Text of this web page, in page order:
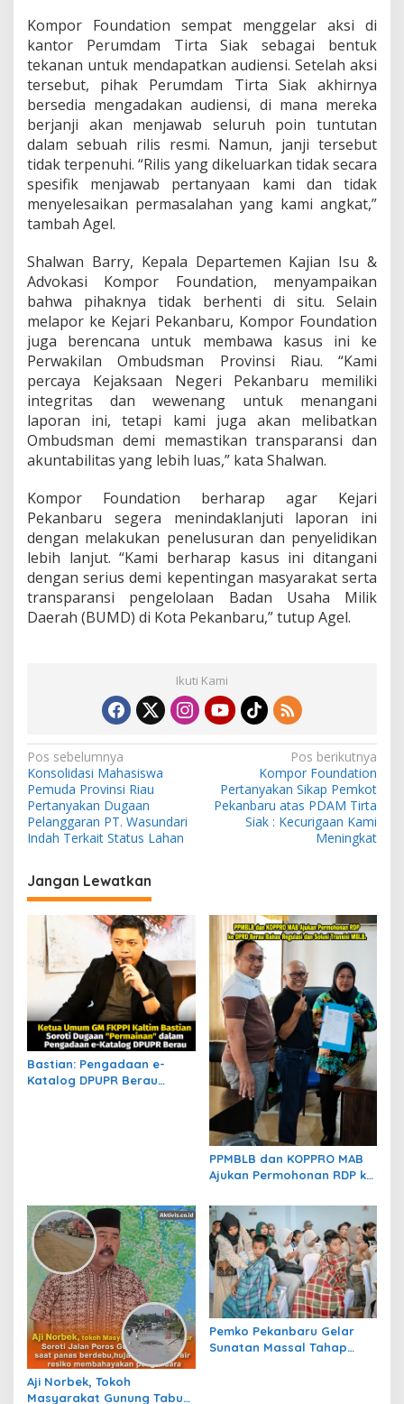
e
K
e
a
r
i
e
a
n
b
Kompor Foundation sempat menggelar aksi di
kantor Perumdam Tirta Siak sebagai bentuk
tekanan untuk mendapatkan audiensi. Setelah aksi
tersebut, pihak Perumdam Tirta Siak akhirnya
bersedia mengadakan audiensi, di mana mereka
berjanji akan menjawab seluruh poin tuntutan
dalam sebuah rilis resmi. Namun, janji tersebut
tidak terpenuhi. “Rilis yang dikeluarkan tidak secara
spesifik menjawab pertanyaan kami dan tidak
menyelesaikan permasalahan yang kami angkat,”
tambah Agel.
Shalwan Barry, Kepala Departemen Kajian Isu &
Advokasi Kompor Foundation, menyampaikan
bahwa pihaknya tidak berhenti di situ. Selain
melapor ke Kejari Pekanbaru, Kompor Foundation
juga berencana untuk membawa kasus ini ke
Perwakilan Ombudsman Provinsi Riau. “Kami
percaya Kejaksaan Negeri Pekanbaru memiliki
integritas dan wewenang untuk menangani
laporan ini, tetapi kami juga akan melibatkan
Ombudsman demi memastikan transparansi dan
akuntabilitas yang lebih luas,” kata Shalwan.
Kompor Foundation berharap agar Kejari
Pekanbaru segera menindaklanjuti laporan ini
dengan melakukan penelusuran dan penyelidikan
lebih lanjut. “Kami berharap kasus ini ditangani
dengan serius demi kepentingan masyarakat serta
transparansi pengelolaan Badan Usaha Milik
Daerah (BUMD) di Kota Pekanbaru,” tutup Agel.
Ikuti Kami
N
a
v
i
a
s
p
s
Pos sebelumnya
Konsolidasi Mahasiswa
Pemuda Provinsi Riau
Pertanyakan Dugaan
Pelanggaran PT. Wasundari
Indah Terkait Status Lahan
Pos berikutnya
Kompor Foundation
Pertanyakan Sikap Pemkot
Pekanbaru atas PDAM Tirta
Siak : Kecurigaan Kami
Meningkat
Jangan Lewatkan
Bastian: Pengadaan e-
Katalog DPUPR Berau
PPMBLB dan KOPPRO MAB
Ajukan Permohonan RDP ke
dan Solusi Transisi MBLB
Aji Norbek, Tokoh
Masyarakat Gunung Tabur,
Pemko Pekanbaru Gelar
Sunatan Massal Tahap